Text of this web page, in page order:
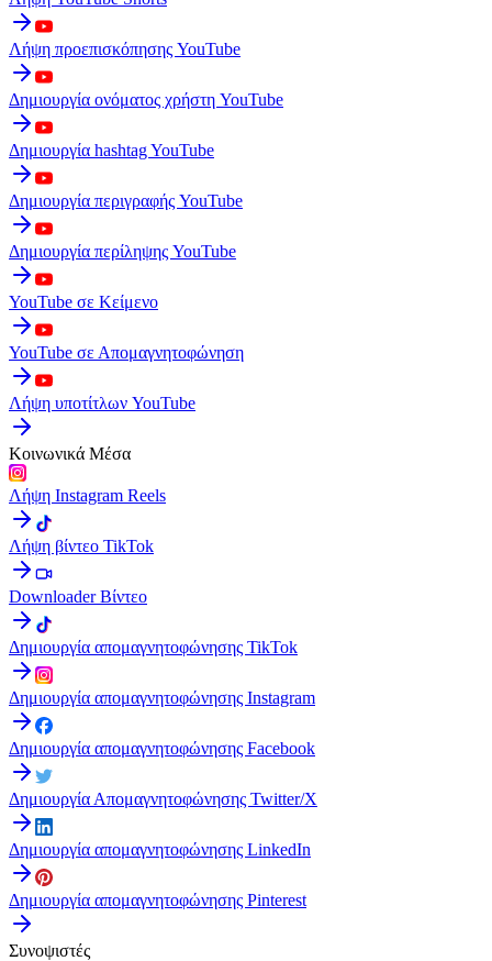
Λήψη προεπισκόπησης YouTube
Δημιουργία ονόματος χρήστη YouTube
Δημιουργία hashtag YouTube
Δημιουργία περιγραφής YouTube
Δημιουργία περίληψης YouTube
YouTube σε Κείμενο
YouTube σε Απομαγνητοφώνηση
Λήψη υποτίτλων YouTube
Κοινωνικά Μέσα
Λήψη Instagram Reels
Λήψη βίντεο TikTok
Downloader Βίντεο
Δημιουργία απομαγνητοφώνησης TikTok
Δημιουργία απομαγνητοφώνησης Instagram
Δημιουργία απομαγνητοφώνησης Facebook
Δημιουργία Απομαγνητοφώνησης Twitter/X
Δημιουργία απομαγνητοφώνησης LinkedIn
Δημιουργία απομαγνητοφώνησης Pinterest
Συνοψιστές